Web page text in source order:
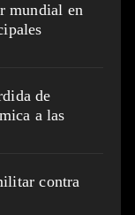
mundial en
de
a las
contra